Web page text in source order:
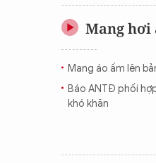
Mang hơi
Mang áo ấm lên
Báo ANTĐ phối
khó khăn